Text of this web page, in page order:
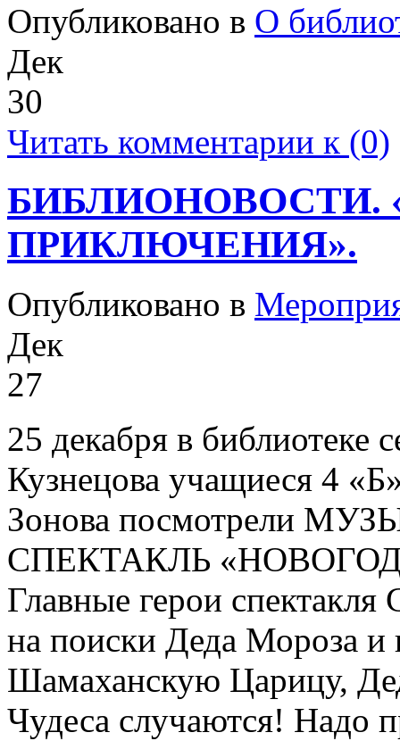
Опубликовано в О
Дек
30
Читать комментарии к (0)
БИБЛИОНОВОСТИ.
ПРИКЛЮЧЕНИЯ».
Опубликовано в
Дек
27
25 декабря в
Кузнецова учащиеся 4
Зонова посмотрели
СПЕКТАКЛЬ
Главные герои спектакля
на поиски Деда Мороза и
Шамаханскую Царицу,
Чудеса случаются! Надо